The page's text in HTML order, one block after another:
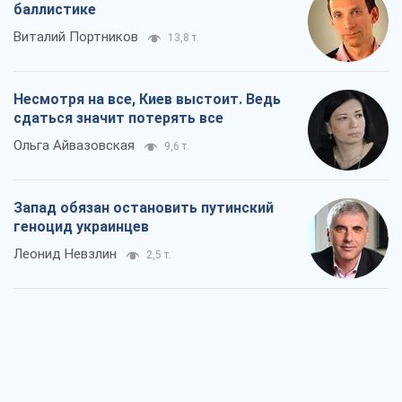
баллистике
Виталий Портников 13,8 т.
Несмотря на все, Киев выстоит. Ведь
сдаться значит потерять все
Ольга Айвазовская 9,6 т.
Запад обязан остановить путинский
геноцид украинцев
Леонид Невзлин 2,5 т.